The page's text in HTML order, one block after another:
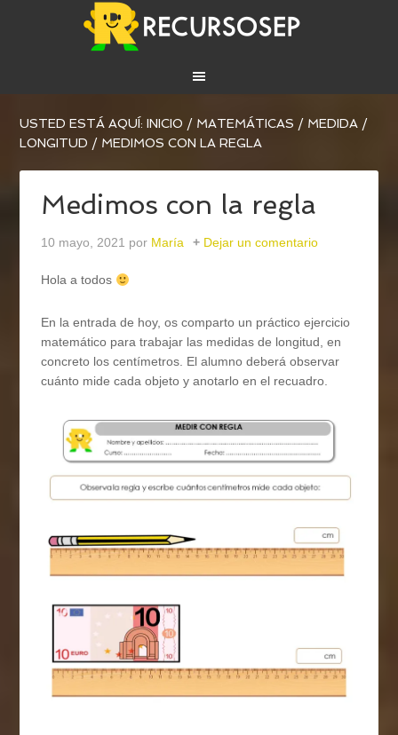
USTED ESTÁ AQUÍ:INICIO / MATEMÁTICAS / MEDIDA /
LONGITUD / MEDIMOS CON LA REGLA
Medimos con la regla
10 mayo, 2021 por María Dejar un comentario
Hola a todos
En la entrada de hoy, os comparto un práctico ejercicio
matemático para trabajar las medidas de longitud, en
concreto los centímetros. El alumno deberá observar
cuánto mide cada objeto y anotarlo en el recuadro.